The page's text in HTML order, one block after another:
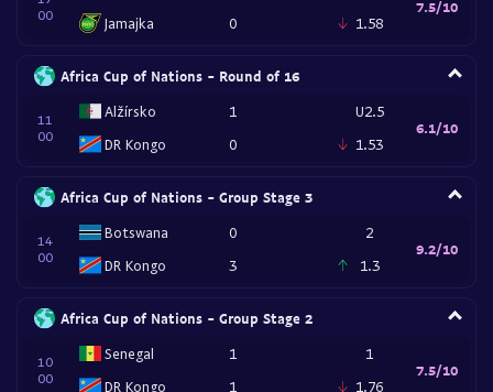
00
Jamajka
0
1.58
7.5/10
Africa Cup of Nations - Round of 16
11
00
Alžírsko
DR Kongo
1
0
U2.5
1.53
6.1/10
Africa Cup of Nations - Group Stage 3
14
00
Botswana
DR Kongo
0
3
2
1.3
9.2/10
Africa Cup of Nations - Group Stage 2
10
00
Senegal
DR Kongo
1
1
1
1.76
7.5/10